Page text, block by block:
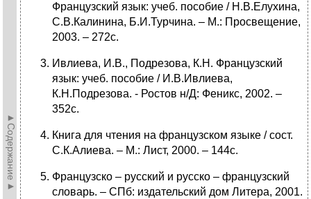
►Содержание►
Французский язык: учеб. пособие / Н.В.Елухина,
С.В.Калинина, Б.И.Турчина. – М.: Просвещение,
2003. – 272с.
Ивлиева, И.В., Подрезова, К.Н. Французский
язык: учеб. пособие / И.В.Ивлиева,
К.Н.Подрезова. - Ростов н/Д: Феникс, 2002. –
352с.
Книга для чтения на французском языке / сост.
С.К.Алиева. – М.: Лист, 2000. – 144с.
Французско – русский и русско – французский
словарь. – СПб: издательский дом Литера, 2001.